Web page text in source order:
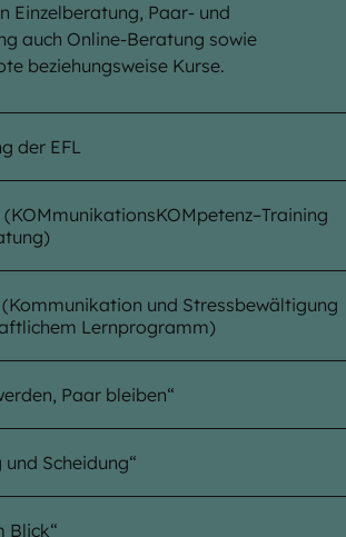
Einzelberatung, Paar- und
auch Online-Beratung sowie
beziehungsweise Kurse.
der EFL
(KOMmunikationsKOMpetenz–Training
(Kommunikation und Stressbewältigung
Lernprogramm)
Paar bleiben“
und Scheidung“
Blick“